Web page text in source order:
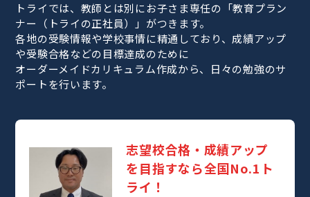
トライでは、教師とは別にお子さま専任の「教育プラン
ナー（トライの正社員）」がつきます。
各地の受験情報や学校事情に精通しており、成績アップ
や受験合格などの目標達成のために
オーダーメイドカリキュラム作成から、日々の勉強のサ
ポートを行います。
志望校合格・成績アップ
を目指すなら全国No.1ト
ライ！